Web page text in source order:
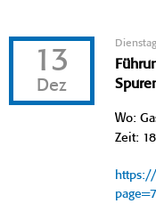
13
Dez
Wo:
Zeit: